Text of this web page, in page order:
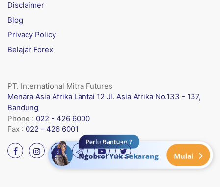
Disclaimer
Blog
Privacy Policy
Belajar Forex
PT. International Mitra Futures
Menara Asia Afrika Lantai 12 Jl. Asia Afrika No.133 - 137,
Bandung
Phone : 022 - 426 6000
Fax : 022 - 426 6001